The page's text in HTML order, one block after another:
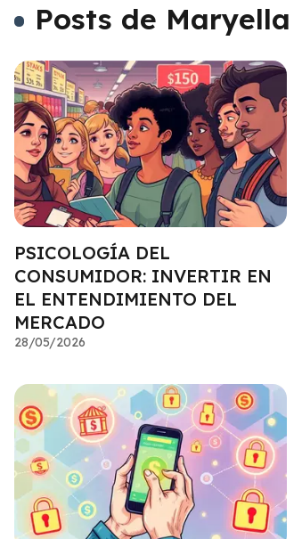
Posts de
PSICOLOGÍA DEL
CONSUMIDOR: INVERTIR EN
EL ENTENDIMIENTO DEL
MERCADO
28/05/2026